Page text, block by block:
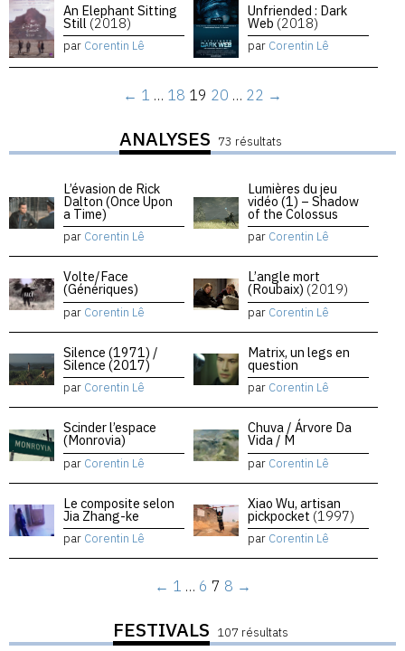
An Elephant Sitting
Still (2018)
par Corentin Lê
Unfriended : Dark
Web (2018)
par Corentin Lê
← 1 … 18 19 20 … 22 →
ANALYSES 73 résultats
L’évasion de Rick
Dalton (Once Upon
a Time)
par Corentin Lê
Lumières du jeu
vidéo (1) – Shadow
of the Colossus
par Corentin Lê
Volte/Face
(Génériques)
par Corentin Lê
L’angle mort
(Roubaix) (2019)
par Corentin Lê
Silence (1971) /
Silence (2017)
par Corentin Lê
Matrix, un legs en
question
par Corentin Lê
Scinder l’espace
(Monrovia)
par Corentin Lê
Chuva / Árvore Da
Vida / M
par Corentin Lê
Le composite selon
Jia Zhang-ke
par Corentin Lê
Xiao Wu, artisan
pickpocket (1997)
par Corentin Lê
← 1 … 6 7 8 →
FESTIVALS 107 résultats